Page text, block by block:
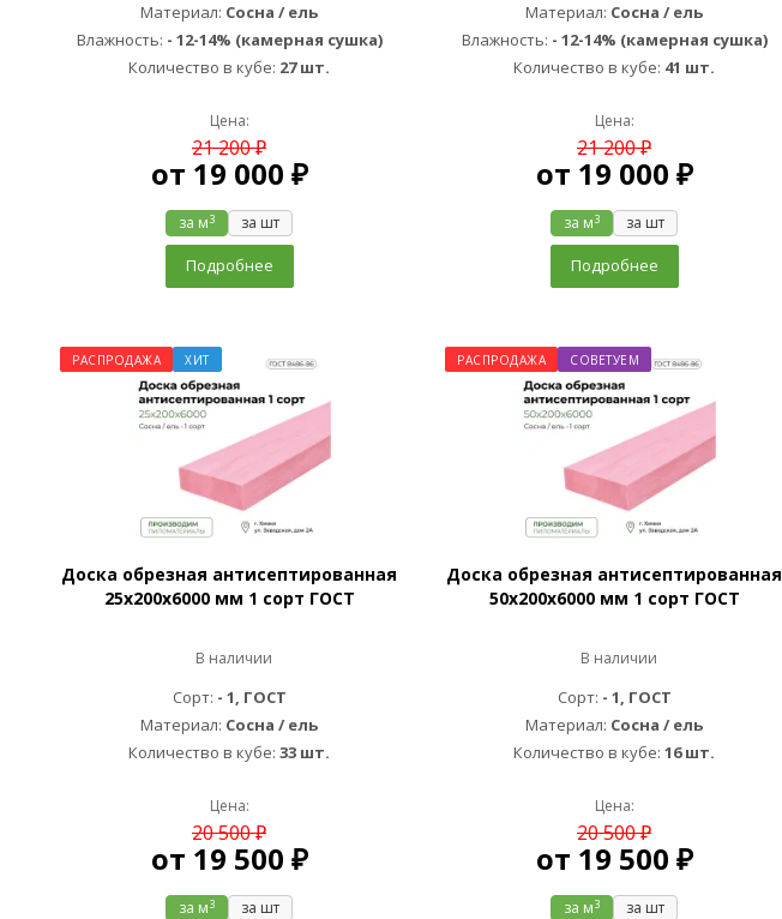
Материал: Сосна / ель
Влажность: - 12-14% (камерная сушка)
Количество в кубе: 27 шт.
Цена:
21 200 ₽
от 19 000 ₽
за м3 за шт
Подробнее
Материал: Сосна / ель
Влажность: - 12-14% (камерная сушка)
Количество в кубе: 41 шт.
Цена:
21 200 ₽
от 19 000 ₽
за м3 за шт
Подробнее
РАСПРОДАЖА ХИТ
Доска обрезная антисептированная
25х200х6000 мм 1 сорт ГОСТ
В наличии
Сорт: - 1, ГОСТ
Материал: Сосна / ель
Количество в кубе: 33 шт.
Цена:
20 500 ₽
от 19 500 ₽
за м3 за шт
РАСПРОДАЖА СОВЕТУЕМ
Доска обрезная антисептированная
50х200х6000 мм 1 сорт ГОСТ
В наличии
Сорт: - 1, ГОСТ
Материал: Сосна / ель
Количество в кубе: 16 шт.
Цена:
20 500 ₽
от 19 500 ₽
за м3 за шт